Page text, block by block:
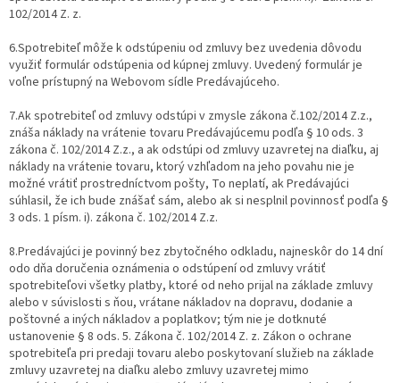
102/2014 Z. z.
6.Spotrebiteľ môže k odstúpeniu od zmluvy bez uvedenia dôvodu
využiť formulár odstúpenia od kúpnej zmluvy. Uvedený formulár je
voľne prístupný na Webovom sídle Predávajúceho.
7.Ak spotrebiteľ od zmluvy odstúpi v zmysle zákona č.102/2014 Z.z.,
znáša náklady na vrátenie tovaru Predávajúcemu podľa § 10 ods. 3
zákona č. 102/2014 Z.z., a ak odstúpi od zmluvy uzavretej na diaľku, aj
náklady na vrátenie tovaru, ktorý vzhľadom na jeho povahu nie je
možné vrátiť prostredníctvom pošty, To neplatí, ak Predávajúci
súhlasil, že ich bude znášať sám, alebo ak si nesplnil povinnosť podľa §
3 ods. 1 písm. i). zákona č. 102/2014 Z.z.
8.Predávajúci je povinný bez zbytočného odkladu, najneskôr do 14 dní
odo dňa doručenia oznámenia o odstúpení od zmluvy vrátiť
spotrebiteľovi všetky platby, ktoré od neho prijal na základe zmluvy
alebo v súvislosti s ňou, vrátane nákladov na dopravu, dodanie a
poštovné a iných nákladov a poplatkov; tým nie je dotknuté
ustanovenie § 8 ods. 5. Zákona č. 102/2014 Z. z. Zákon o ochrane
spotrebiteľa pri predaji tovaru alebo poskytovaní služieb na základe
zmluvy uzavretej na diaľku alebo zmluvy uzavretej mimo